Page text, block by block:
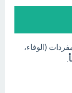
(الوفاء،